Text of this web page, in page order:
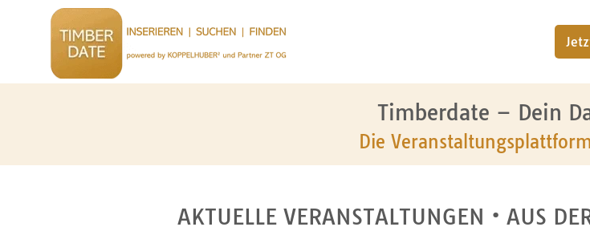
Timberdate – Dein
Die
AKTUELLE VERANSTALTUNGEN • AUS